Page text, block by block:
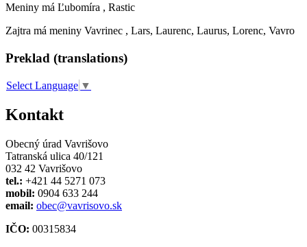
Meniny má Ľubomíra , Rastic
Zajtra má meniny Vavrinec , Lars, Laurenc, Laurus, Lorenc, Vavro
Preklad (translations)
Select Language ▼
Kontakt
Obecný úrad Vavrišovo
Tatranská ulica 40/121
032 42 Vavrišovo
tel.: +421 44 5271 073
mobil: 0904 633 244
email: obec@vavrisovo.sk
IČO: 00315834